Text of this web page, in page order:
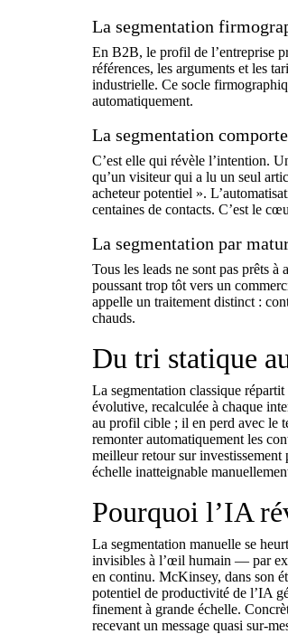
La segmentation
En B2B, le profil de l’entreprise
références, les arguments et les
industrielle. Ce socle
automatiquement.
La segmentation
C’est elle qui révèle l’intention.
qu’un visiteur qui a lu un seul
acheteur potentiel ».
centaines de contacts. C’est le
La segmentation par
Tous les leads ne sont pas prêts
poussant trop tôt vers un
appelle un traitement distinct :
chauds.
Du tri statique
La segmentation classique
évolutive, recalculée à chaque
au profil cible ; il en perd avec le
remonter automatiquement les
meilleur retour sur investissement
échelle inatteignable
Pourquoi l’IA
La segmentation manuelle se
invisibles à l’œil humain — par
en continu. McKinsey, dans son
potentiel de productivité de l’IA
finement à grande échelle.
recevant un message quasi sur-